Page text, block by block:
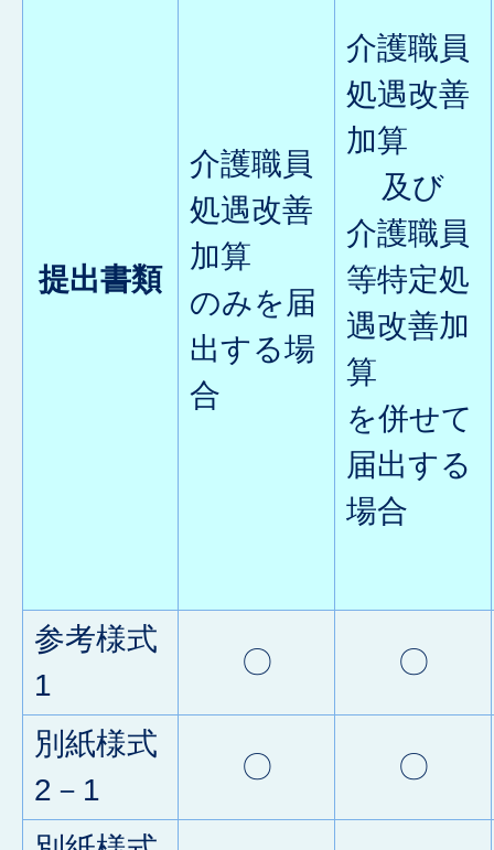
提出書類
介護職員
処遇改善
加算
のみを届
出する場
合
介護職員
処遇改善
加算
及び
介護職員
等特定処
遇改善加
算
を併せて
届出する
場合
参考様式
1
〇 〇
別紙様式
2－1
〇 〇